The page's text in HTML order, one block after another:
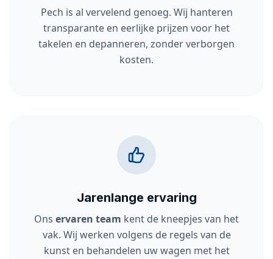
Pech is al vervelend genoeg. Wij hanteren
transparante en eerlijke prijzen voor het
takelen en depanneren, zonder verborgen
kosten.
Jarenlange ervaring
Ons ervaren team kent de kneepjes van het
vak. Wij werken volgens de regels van de
kunst en behandelen uw wagen met het